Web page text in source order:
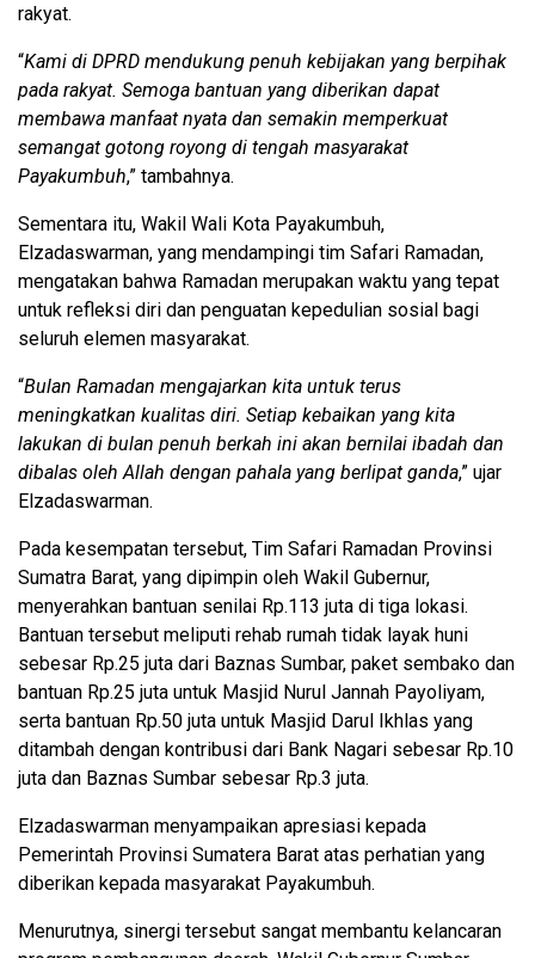
rakyat.
“Kami di DPRD mendukung penuh kebijakan yang berpihak
pada rakyat. Semoga bantuan yang diberikan dapat
membawa manfaat nyata dan semakin memperkuat
semangat gotong royong di tengah masyarakat
Payakumbuh,” tambahnya.
Sementara itu, Wakil Wali Kota Payakumbuh,
Elzadaswarman, yang mendampingi tim Safari Ramadan,
mengatakan bahwa Ramadan merupakan waktu yang tepat
untuk refleksi diri dan penguatan kepedulian sosial bagi
seluruh elemen masyarakat.
“Bulan Ramadan mengajarkan kita untuk terus
meningkatkan kualitas diri. Setiap kebaikan yang kita
lakukan di bulan penuh berkah ini akan bernilai ibadah dan
dibalas oleh Allah dengan pahala yang berlipat ganda,” ujar
Elzadaswarman.
Pada kesempatan tersebut, Tim Safari Ramadan Provinsi
Sumatra Barat, yang dipimpin oleh Wakil Gubernur,
menyerahkan bantuan senilai Rp.113 juta di tiga lokasi.
Bantuan tersebut meliputi rehab rumah tidak layak huni
sebesar Rp.25 juta dari Baznas Sumbar, paket sembako dan
bantuan Rp.25 juta untuk Masjid Nurul Jannah Payoliyam,
serta bantuan Rp.50 juta untuk Masjid Darul Ikhlas yang
ditambah dengan kontribusi dari Bank Nagari sebesar Rp.10
juta dan Baznas Sumbar sebesar Rp.3 juta.
Elzadaswarman menyampaikan apresiasi kepada
Pemerintah Provinsi Sumatera Barat atas perhatian yang
diberikan kepada masyarakat Payakumbuh.
Menurutnya, sinergi tersebut sangat membantu kelancaran